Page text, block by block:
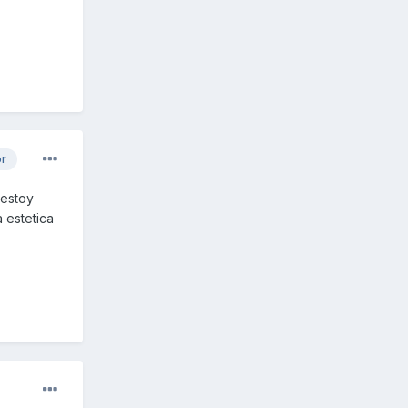
estetica